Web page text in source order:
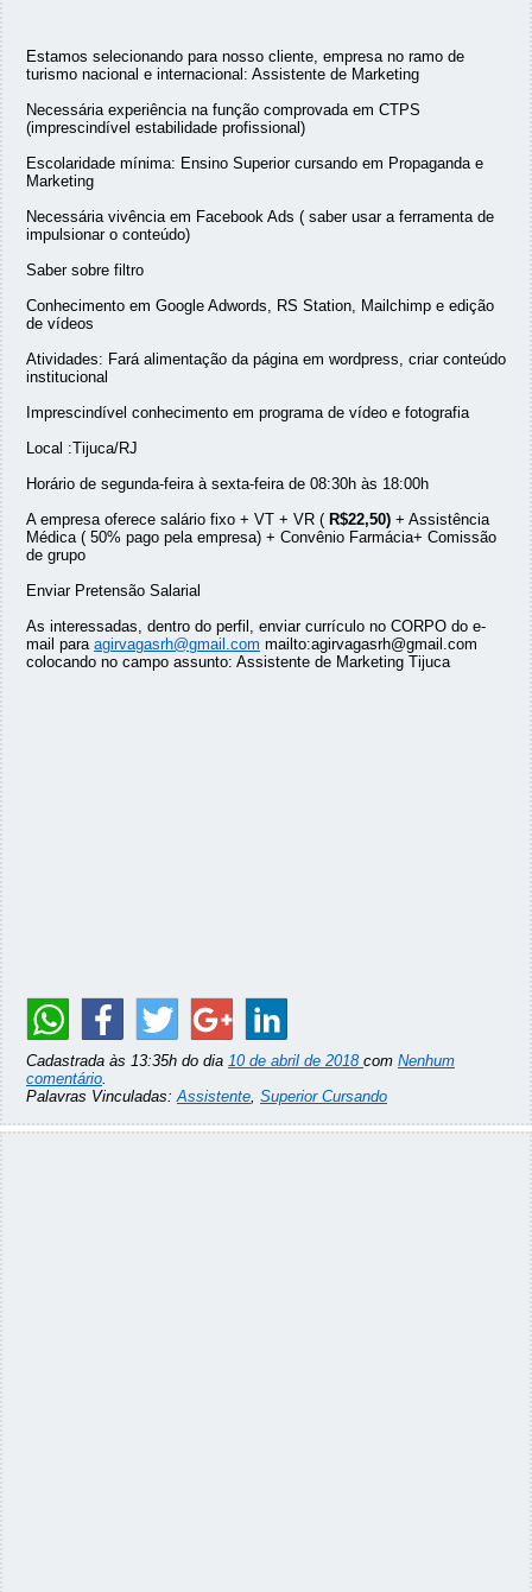
Estamos selecionando para nosso cliente, empresa no ramo de
turismo nacional e internacional: Assistente de Marketing
Necessária experiência na função comprovada em CTPS
(imprescindível estabilidade profissional)
Escolaridade mínima: Ensino Superior cursando em Propaganda e
Marketing
Necessária vivência em Facebook Ads ( saber usar a ferramenta de
impulsionar o conteúdo)
Saber sobre filtro
Conhecimento em Google Adwords, RS Station, Mailchimp e edição
de vídeos
Atividades: Fará alimentação da página em wordpress, criar conteúdo
institucional
Imprescindível conhecimento em programa de vídeo e fotografia
Local :Tijuca/RJ
Horário de segunda-feira à sexta-feira de 08:30h às 18:00h
A empresa oferece salário fixo + VT + VR ( R$22,50) + Assistência
Médica ( 50% pago pela empresa) + Convênio Farmácia+ Comissão
de grupo
Enviar Pretensão Salarial
As interessadas, dentro do perfil, enviar currículo no CORPO do e-
mail para agirvagasrh@gmail.com mailto:agirvagasrh@gmail.com
colocando no campo assunto: Assistente de Marketing Tijuca
Cadastrada às 13:35h do dia 10 de abril de 2018 com Nenhum
comentário.
Palavras Vinculadas:Assistente, Superior Cursando